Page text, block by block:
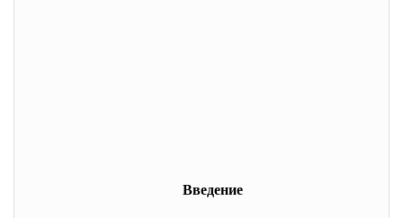
Введение